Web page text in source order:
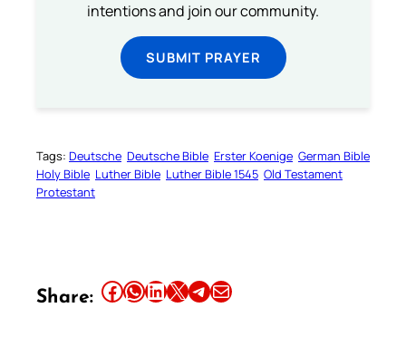
intentions and join our community.
SUBMIT PRAYER
Tags: Deutsche Deutsche Bible Erster Koenige German Bible
Holy Bible Luther Bible Luther Bible 1545 Old Testament
Protestant
Share: Share this article on Facebook Share this article on WhatsApp Share this article on LinkedIn Share this article on X Share this article on TelegramEmail this Article